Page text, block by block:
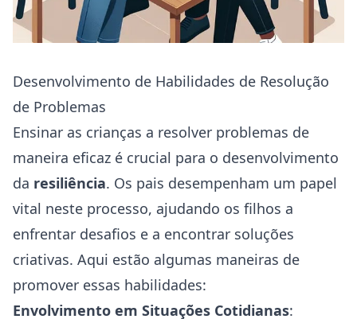
Desenvolvimento de Habilidades de Resolução
de Problemas
Ensinar as crianças a resolver problemas de
maneira eficaz é crucial para o desenvolvimento
da resiliência. Os pais desempenham um papel
vital neste processo, ajudando os filhos a
enfrentar desafios e a encontrar soluções
criativas. Aqui estão algumas maneiras de
promover essas habilidades:
Envolvimento em Situações Cotidianas: